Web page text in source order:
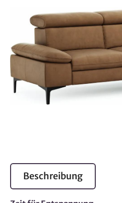
Beschreibung